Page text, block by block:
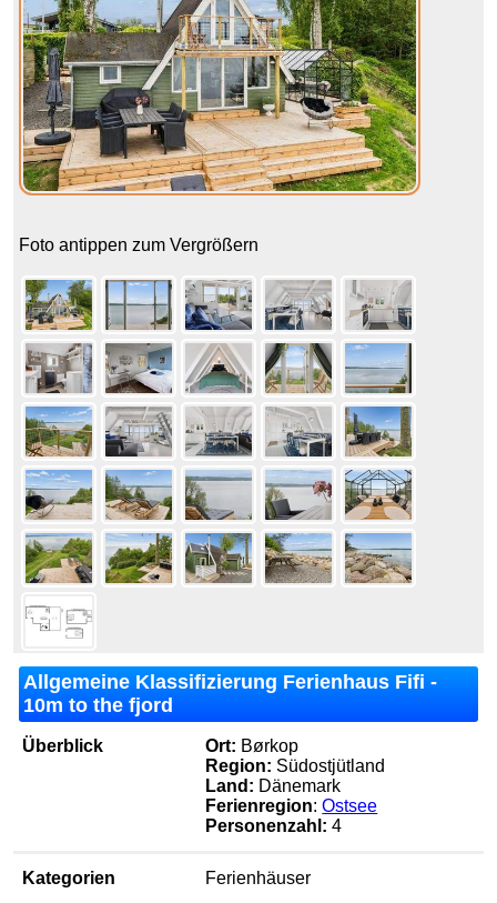
Foto antippen zum Vergrößern
Allgemeine Klassifizierung Ferienhaus Fifi -
10m to the fjord
Überblick Ort: Børkop
Region: Südostjütland
Land: Dänemark
Ferienregion:Ostsee
Personenzahl: 4
Kategorien Ferienhäuser